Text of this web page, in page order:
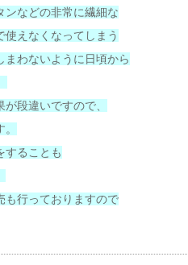
ンなどの非常に繊細な
えなくなってしまう
わないように日頃から
段違いですので、
することも
も行っておりますので